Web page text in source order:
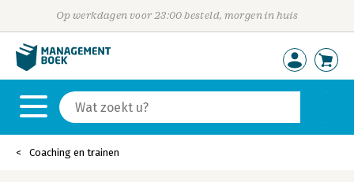
Op werkdagen voor 23:00 besteld, morgen in huis
Coaching en trainen